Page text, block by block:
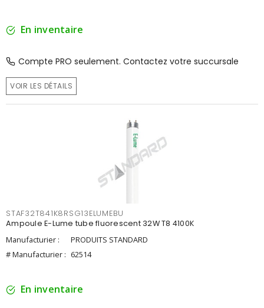
En inventaire
Compte PRO seulement. Contactez votre succursale
VOIR LES DÉTAILS
STAF32T841K8RSG13ELUMEBU
Ampoule E-Lume tube fluorescent 32W T8 4100K
Manufacturier :
PRODUITS STANDARD
# Manufacturier : 62514
En inventaire